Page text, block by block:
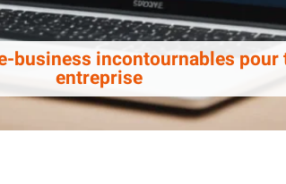
business incontournables
entreprise